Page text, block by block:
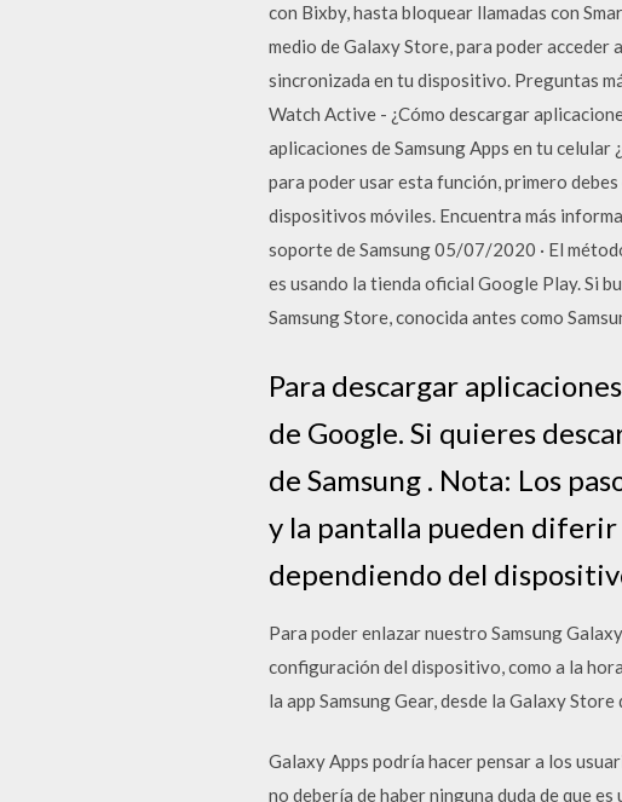
con Bixby, hasta bloquear llamadas con
medio de Galaxy Store, para poder acceder
sincronizada en tu dispositivo. Preguntas
Watch Active - ¿Cómo descargar
aplicaciones de Samsung Apps en tu
para poder usar esta función, primero
dispositivos móviles. Encuentra más
soporte de Samsung 05/07/2020 · El
es usando la tienda oficial Google Play. Si
Samsung Store, conocida antes como
Para descargar
de Google. Si quieres
de Samsung . Nota: Los
y la pantalla pueden
dependiendo del
Para poder enlazar nuestro Samsung
configuración del dispositivo, como a la
la app Samsung Gear, desde la Galaxy
Galaxy Apps podría hacer pensar a los
no debería de haber ninguna duda de que